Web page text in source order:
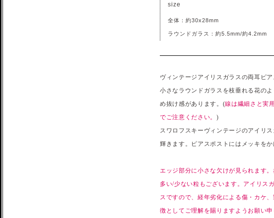
size
全体：約30x28mm
ラウンドガラス：約5.5mm/約4.2mm
ヴィンテージアイリスガラスの両耳ピア
小さなラウンドガラスを枝垂れる花の
め抜け感があります。(線は繊細さと実
でご注意ください。 )
スワロフスキーヴィンテージのアイリ
輝きます。ピアスポストにはメッキを
エッジ部分に小さな欠けが見られます
多い/少ない粒もございます。アイリス
スですので、経年劣化による傷・カケ
徴としてご理解を賜りますようお願い申